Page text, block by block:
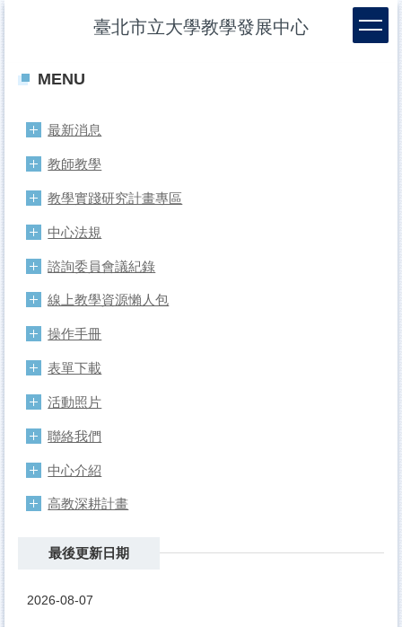
內
臺北市立大學教學發展中心
MENU
最新消息
教師教學
教學實踐研究計畫專區
中心法規
諮詢委員會議紀錄
線上教學資源懶人包
操作手冊
表單下載
活動照片
聯絡我們
中心介紹
高教深耕計畫
最後更新日期
2026-08-07